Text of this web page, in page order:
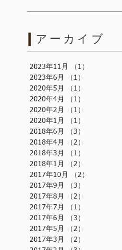
アーカイブ
2023年11月 （1）
2023年6月
（1）
2020年5月
（1）
2020年4月
（1）
2020年2月
（1）
2020年1月
（1）
2018年6月
（3）
2018年4月
（2）
2018年3月
（1）
2018年1月
（2）
2017年10月
（2）
2017年9月
（3）
2017年8月
（2）
2017年7月
（1）
2017年6月
（3）
2017年5月
（2）
2017年3月
（2）